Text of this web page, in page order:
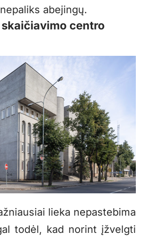
abejingų.
centro
lieka nepastebima
todėl, kad norint įžvelgti